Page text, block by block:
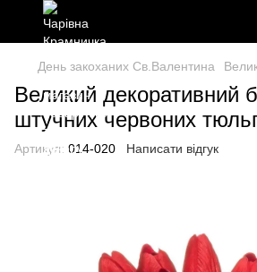
День закоханих Св.Валентина
Великий декоративний
штучних червоних
Артикул: 014-020 Написати відгук